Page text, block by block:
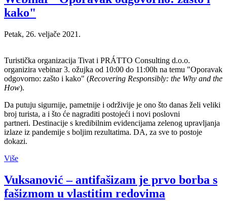
kako"
Petak, 26. veljače 2021.
Turistička organizacija Tivat i PRÁTTO Consulting d.o.o.
organizira vebinar 3. ožujka od 10:00 do 11:00h na temu "Oporavak
odgovorno: zašto i kako" (Recovering Responsibly: the Why and the
How).
Da putuju sigurnije, pametnije i održivije je ono što danas želi veliki
broj turista, a i što će nagraditi postojeći i novi poslovni
partneri. Destinacije s kredibilnim evidencijama zelenog upravljanja
izlaze iz pandemije s boljim rezultatima. DA, za sve to postoje
dokazi.
Više
Vuksanović – antifašizam je prvo borba s
fašizmom u vlastitim redovima